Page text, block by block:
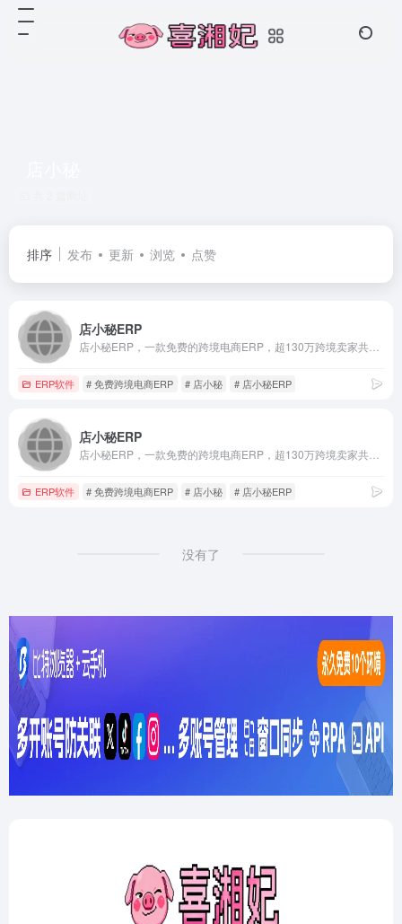
排序 发布 更新 浏览 点赞
店小秘ERP
ERP软件 # 免费跨境电商ERP # 店小秘 # 店小秘ERP
店小秘ERP
ERP软件 # 免费跨境电商ERP # 店小秘 # 店小秘ERP
没有了